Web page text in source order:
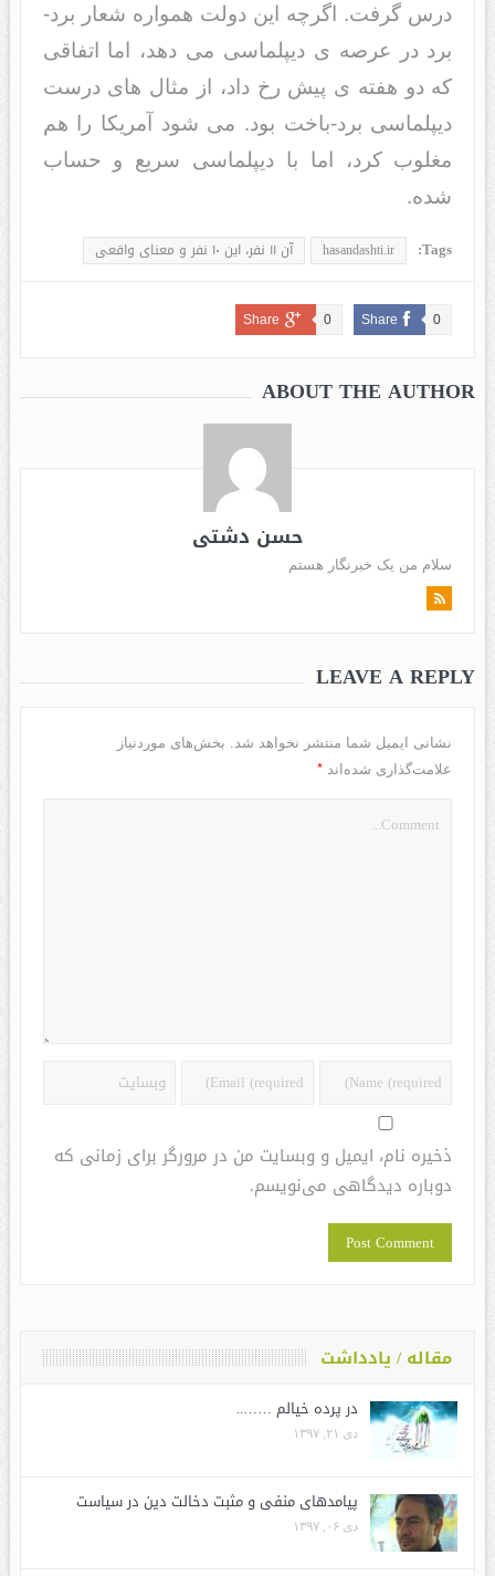
درس گرفت. اگرچه این دولت همواره شعار برد-
برد در عرصه ی دیپلماسی می دهد، اما اتفاقی
که دو هفته ی پیش رخ داد، از مثال های درست
دیپلماسی برد-باخت بود. می شود آمریکا را هم
مغلوب کرد، اما با دیپلماسی سریع و حساب
شده.
Tags:
hasandashti.ir آن ۱۱ نفر، این ۱۰ نفر و معنای واقعی
Share 0
Share 0
ABOUT THE AUTHOR
حسن دشتی
سلام من یک خبرنگار هستم
LEAVE A REPLY
نشانی ایمیل شما منتشر نخواهد شد.
بخش‌های موردنیاز
علامت‌گذاری شده‌اند *
ذخیره نام، ایمیل و وبسایت من در مرورگر برای زمانی که
دوباره دیدگاهی می‌نویسم.
مقاله / یادداشت
در پرده خیالم ……..
دی ۲۱, ۱۳۹۷
پیامدهای منفی و مثبت دخالت دین در سیاست
دی ۰۶, ۱۳۹۷